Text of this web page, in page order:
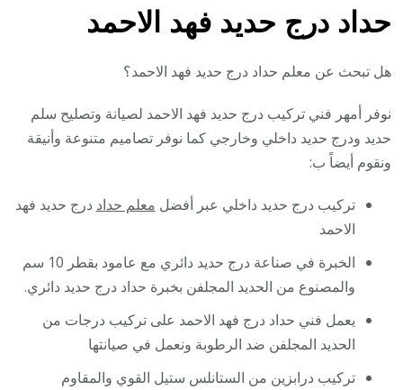
حداد درج حديد فهد الاحمد
هل تبحث عن معلم حداد درج حديد فهد الاحمد؟
نوفر أمهر فني تركيب درج حديد فهد الاحمد لصيانة وتصليح سلم
حديد ودرج حديد داخلي وخارجي كما نوفر تصاميم متنوعة وأنيقة
ونقوم أيضاً ب:
تركيب درج حديد داخلي عبر أفضل معلم حداد درج حديد فهد
الاحمد
الخبرة في صناعة درج حديد دائري مع عامود بقطر 10 سم
والمصنوع من الحديد المجلفن بخبرة حداد درج حديد دائري.
يعمل فني حداد درج فهد الاحمد على تركيب درجات من
الحديد المجلفن ضد الرطوبة ونعمل في صيانتها
تركيب درابزين من الستانلس ستيل القوي والمقاوم